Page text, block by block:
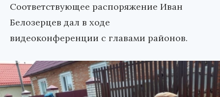
Соответствующее распоряжение Иван
Белозерцев дал в ходе
видеоконференции с главами районов.